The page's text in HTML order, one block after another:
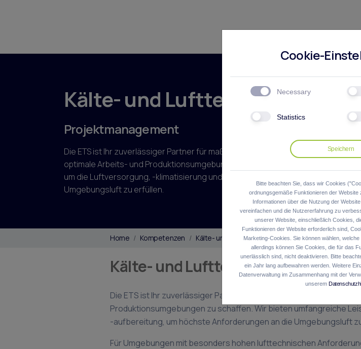
Cookie-
Necessary
Statistics
Bitte beachten Sie, dass wir Cookies
ordnungsgemäße Funktionieren der
Informationen über die Nutzung der
vereinfachen und die Nutzererfahrung zu
unserer Website, einschließlich Cookies,
Funktionieren der Website erforderlich sind,
Marketing-Cookies. Sie können wählen,
allerdings können Sie Cookies, die für das
unerlässlich sind, nicht deaktivieren. Bitte
ein Jahr lang aufbewahren werden. Weitere
Datenverwaltung im Zusammenhang mit der
unserem
Kälte- und Lufttechnik
Projektmanagement
Die ETS ist Ihr zuverlässiger Partner für maßgeschneiderte Lösungen in der
optimale Arbeits- und Produktionsumgebungen zu schaffen. Wir bieten
um die Luftversorgung, -klimatisierung und -aufbereitung, um höchste
Umgebungsluft zu erfüllen.
Home Kompetenzen Kälte- und Lufttechnik
Kälte- und Lufttechnik
Die ETS ist Ihr zuverlässiger Partner für maßgeschneiderte
Produktionsumgebungen zu schaffen. Wir bieten umfangreiche
-aufbereitung, um höchste Anforderungen an die Umgebungsluft
Für Umgebungen mit besonders hohen lufttechnischen